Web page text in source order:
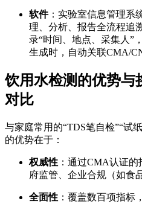
软件：实验室信息管理系
理、分析、报告全流程
录“时间、地点、采集人”
生成时，自动关联CMA/
饮用水检测的优势与
对比
与家庭常用的“TDS笔自检”“试
的优势在于：
权威性 ：通过CMA认证
府监管、企业合规（如食
全面性 ：覆盖数百项指标